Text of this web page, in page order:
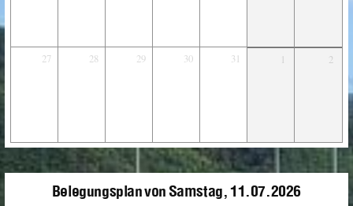
27 28 29 30 31 1 2
Belegungsplan von Samstag, 11.07.2026